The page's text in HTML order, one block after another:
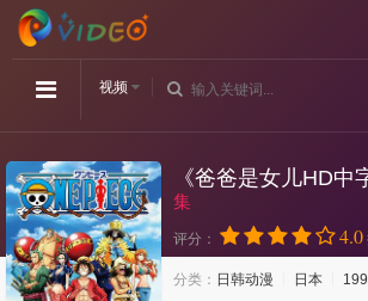
视频
《爸爸是女儿HD中
集
评分： 4.0
分类： 日韩动漫 日本